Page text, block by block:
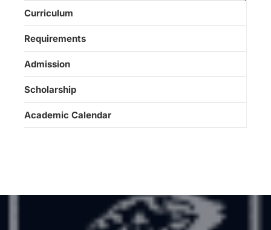
Curriculum
Requirements
Admission
Scholarship
Academic Calendar